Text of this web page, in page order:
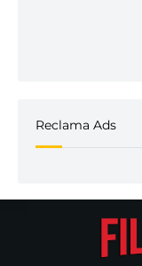
Reclama Ads